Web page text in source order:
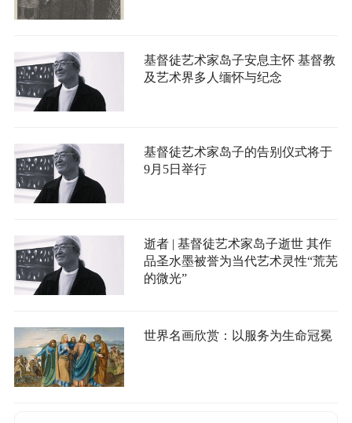
基督徒艺术家岛子安息主怀 基督教
及艺术界多人缅怀与纪念
基督徒艺术家岛子的告别仪式将于
9月5日举行
逝者 | 基督徒艺术家岛子逝世 其作
品圣水墨被誉为当代艺术灵性“荒芜
的微光”
世界名画欣赏：以服务为生命冠冕